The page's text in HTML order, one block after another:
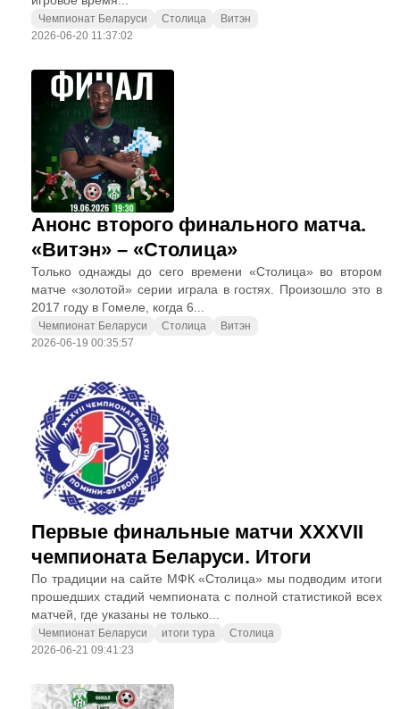
Чемпионат Беларуси Столица
Витэн
2026-06-20 11:37:02
Анонс второго финального матча.
«Витэн» – «Столица»
Только однажды до сего времени «Столица» во втором
матче «золотой» серии играла в гостях. Произошло это в
2017 году в Гомеле, когда 6...
Чемпионат Беларуси Столица
Витэн
2026-06-19 00:35:57
Первые финальные матчи XXXVII
чемпионата Беларуси. Итоги
По традиции на сайте МФК «Столица» мы подводим итоги
прошедших стадий чемпионата с полной статистикой всех
матчей, где указаны не только...
Чемпионат Беларуси итоги тура
Столица
2026-06-21 09:41:23